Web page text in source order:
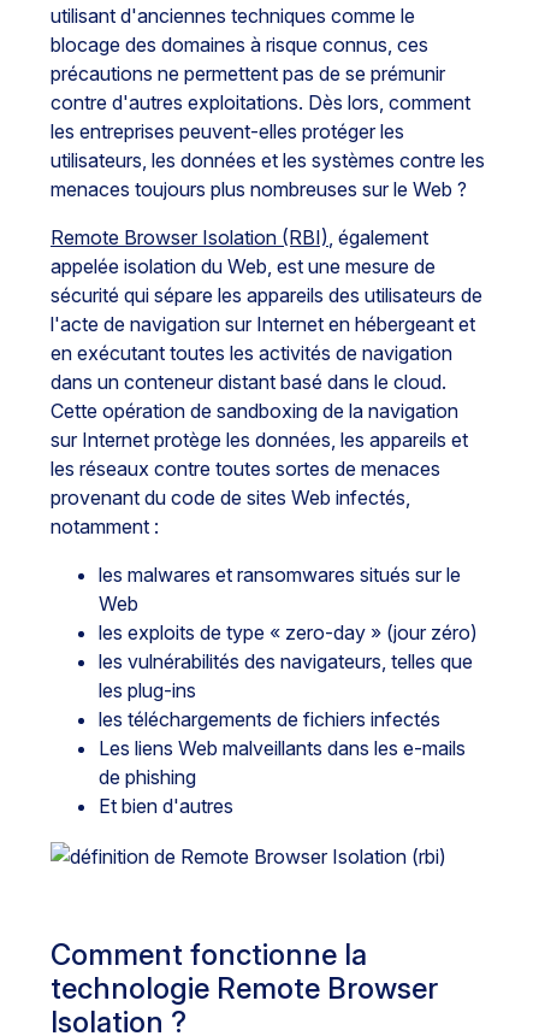
utilisant d'anciennes techniques comme le
blocage des domaines à risque connus, ces
précautions ne permettent pas de se prémunir
contre d'autres exploitations. Dès lors, comment
les entreprises peuvent-elles protéger les
utilisateurs, les données et les systèmes contre les
menaces toujours plus nombreuses sur le Web ?
Remote Browser Isolation (RBI), également
appelée isolation du Web, est une mesure de
sécurité qui sépare les appareils des utilisateurs de
l'acte de navigation sur Internet en hébergeant et
en exécutant toutes les activités de navigation
dans un conteneur distant basé dans le cloud.
Cette opération de sandboxing de la navigation
sur Internet protège les données, les appareils et
les réseaux contre toutes sortes de menaces
provenant du code de sites Web infectés,
notamment :
les malwares et ransomwares situés sur le
Web
les exploits de type « zero-day » (jour zéro)
les vulnérabilités des navigateurs, telles que
les plug-ins
les téléchargements de fichiers infectés
Les liens Web malveillants dans les e-mails
de phishing
Et bien d'autres
Comment fonctionne la
technologie Remote Browser
Isolation ?